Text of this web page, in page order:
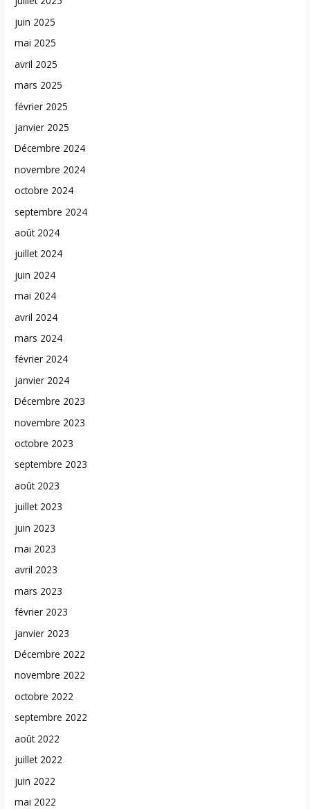
juin 2025
mai 2025
avril 2025
mars 2025
février 2025
janvier 2025
Décembre 2024
novembre 2024
octobre 2024
septembre 2024
août 2024
juillet 2024
juin 2024
mai 2024
avril 2024
mars 2024
février 2024
janvier 2024
Décembre 2023
novembre 2023
octobre 2023
septembre 2023
août 2023
juillet 2023
juin 2023
mai 2023
avril 2023
mars 2023
février 2023
janvier 2023
Décembre 2022
novembre 2022
octobre 2022
septembre 2022
août 2022
juillet 2022
juin 2022
mai 2022